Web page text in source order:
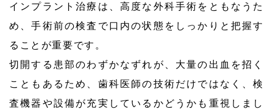
インプラント治療は、高度な外科手術をともなうた
め、手術前の検査で口内の状態をしっかりと把握す
ることが重要です。
切開する患部のわずかなずれが、大量の出血を招く
こともあるため、歯科医師の技術だけではなく、検
査機器や設備が充実しているかどうかも重視しまし